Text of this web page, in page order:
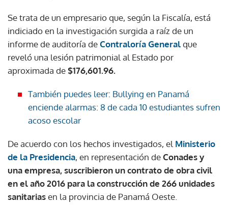
Se trata de un empresario que, según la Fiscalía, está
indiciado en la investigación surgida a raíz de un
informe de auditoría deContraloría Generalque
reveló una lesión patrimonial al Estado por
aproximada de$176,601.96.
También puedes leer: Bullying en Panamá
enciende alarmas: 8 de cada 10 estudiantes sufren
acoso escolar
De acuerdo con los hechos investigados, el Ministerio
de la Presidencia, en representación deConades y
una empresa, suscribieron un contrato de obra civil
en el año 2016 para la construcción de 266 unidades
sanitariasen la provincia de Panamá Oeste.